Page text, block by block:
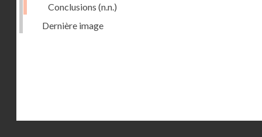
Conclusions (n.n.)
Dernière image